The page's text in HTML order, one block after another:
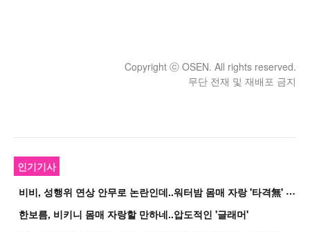
Copyright ⓒ OSEN. All rights reserved.
무단 전재 및 재배포 금지
인기기사
비
비, 성행위 연상 안무로 논란인데..워터밤 몸매 자랑 '타격無' 근황
한보름, 비키니 몸매 자랑할 만하네..압도적인 '글래머'